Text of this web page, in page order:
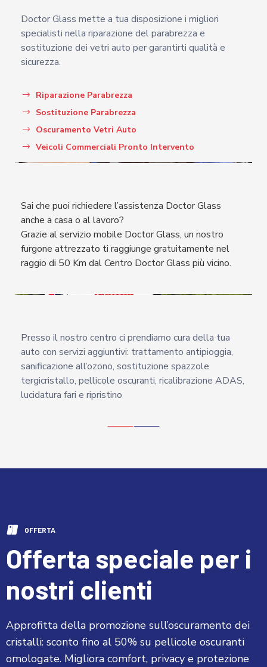
Doctor Glass mette a tua disposizione i migliori
specialisti nella riparazione del parabrezza e
sostituzione dei vetri auto per garantirti qualità e
sicurezza.
Riparazione Parabrezza
Sostituzione Parabrezza
Oscuramento Vetri Auto
Veicoli Commerciali Pronto Intervento
Sai che puoi richiedere l’assistenza Doctor Glass
anche a casa o al lavoro?
Grazie al servizio mobile Doctor Glass, un nostro
furgone attrezzato ti raggiunge gratuitamente nel
raggio di 50 Km dal Centro Doctor Glass più vicino.
Presso il nostro centro ci prendiamo cura della tua
auto con servizi aggiuntivi: trattamento antipioggia,
sanificazione all’ozono, sostituzione spazzole
tergicristallo, pellicole oscuranti, ricalibrazione ADAS,
lucidatura fari e ripristino
OFFERTA
Offerta speciale per i
nostri clienti
Approfitta della promozione sull’oscuramento dei
cristalli: sconto fino al 50% su pellicole oscuranti
omologate. Migliora comfort, privacy e protezione